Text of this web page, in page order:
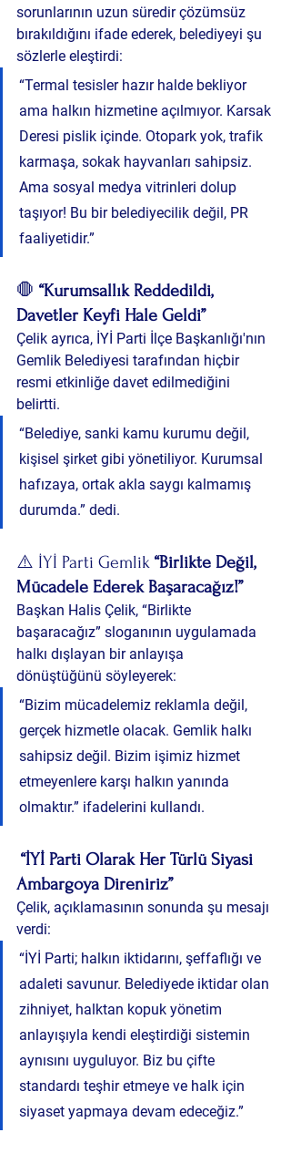
sorunlarının uzun süredir çözümsüz
bırakıldığını ifade ederek, belediyeyi şu
sözlerle eleştirdi:
“Termal tesisler hazır halde bekliyor
ama halkın hizmetine açılmıyor. Karsak
Deresi pislik içinde. Otopark yok, trafik
karmaşa, sokak hayvanları sahipsiz.
Ama sosyal medya vitrinleri dolup
taşıyor! Bu bir belediyecilik değil, PR
faaliyetidir.”
🛑 “Kurumsallık Reddedildi,
Davetler Keyfi Hale Geldi”
Çelik ayrıca, İYİ Parti İlçe Başkanlığı'nın
Gemlik Belediyesi tarafından hiçbir
resmi etkinliğe davet edilmediğini
belirtti.
“Belediye, sanki kamu kurumu değil,
kişisel şirket gibi yönetiliyor. Kurumsal
hafızaya, ortak akla saygı kalmamış
durumda.” dedi.
⚠️ İYİ Parti Gemlik “Birlikte Değil,
Mücadele Ederek Başaracağız!”
Başkan Halis Çelik, “Birlikte
başaracağız” sloganının uygulamada
halkı dışlayan bir anlayışa
dönüştüğünü söyleyerek:
“Bizim mücadelemiz reklamla değil,
gerçek hizmetle olacak. Gemlik halkı
sahipsiz değil. Bizim işimiz hizmet
etmeyenlere karşı halkın yanında
olmaktır.” ifadelerini kullandı.
“İYİ Parti Olarak Her Türlü Siyasi
Ambargoya Direniriz”
Çelik, açıklamasının sonunda şu mesajı
verdi:
“İYİ Parti; halkın iktidarını, şeffaflığı ve
adaleti savunur. Belediyede iktidar olan
zihniyet, halktan kopuk yönetim
anlayışıyla kendi eleştirdiği sistemin
aynısını uyguluyor. Biz bu çifte
standardı teşhir etmeye ve halk için
siyaset yapmaya devam edeceğiz.”